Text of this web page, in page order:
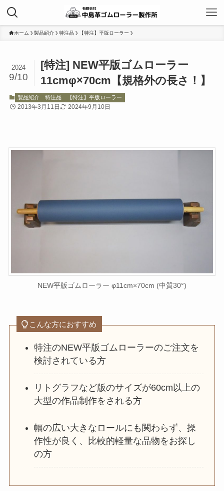
ホーム 製品紹介 特注品 【特注】平版ローラー
[特注] NEW平版ゴムローラー
11cmφ×70cm【規格外の長さ！】
2024
9/10
製品紹介 特注品 【特注】平版ローラー
2013年3月11日 2024年9月10日
NEW平版ゴムローラー φ11cm×70cm (中質30°)
こんな方におすすめ
特注のNEW平版ゴムローラーのご注文を
検討されている方
リトグラフなど版のサイズが60cm以上の
大型の作品制作をされる方
幅の広い大きなロールにも関わらず、操
作性が良く、比較的軽量な品物をお探し
の方